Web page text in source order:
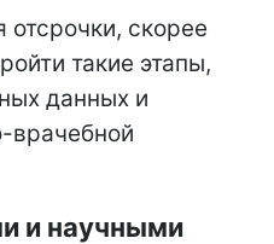
скорее
такие этапы,
данных и
врачебной
и научными